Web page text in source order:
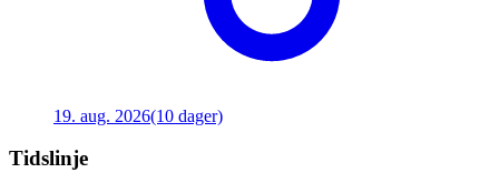
19. aug. 2026(10 dager)
Tidslinje